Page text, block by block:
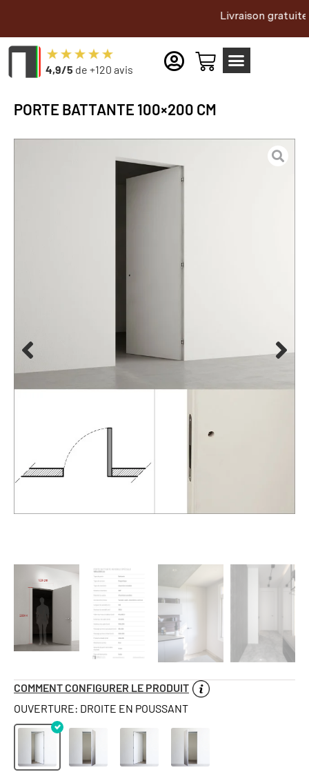
Livraison gratuite dans
4,9/5 de +120 avis
PORTE BATTANTE 100×200 CM
COMMENT CONFIGURER LE PRODUIT
OUVERTURE: DROITE EN POUSSANT